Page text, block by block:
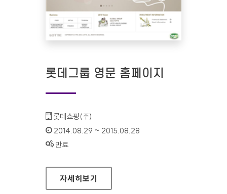
롯데그룹 영문 홈페이지
기관명 :
롯데쇼핑(주)
인증기간 :
2014.08.29 ~ 2015.08.28
상태 :
만료
롯데그룹 영문 홈페이지
자세히보기